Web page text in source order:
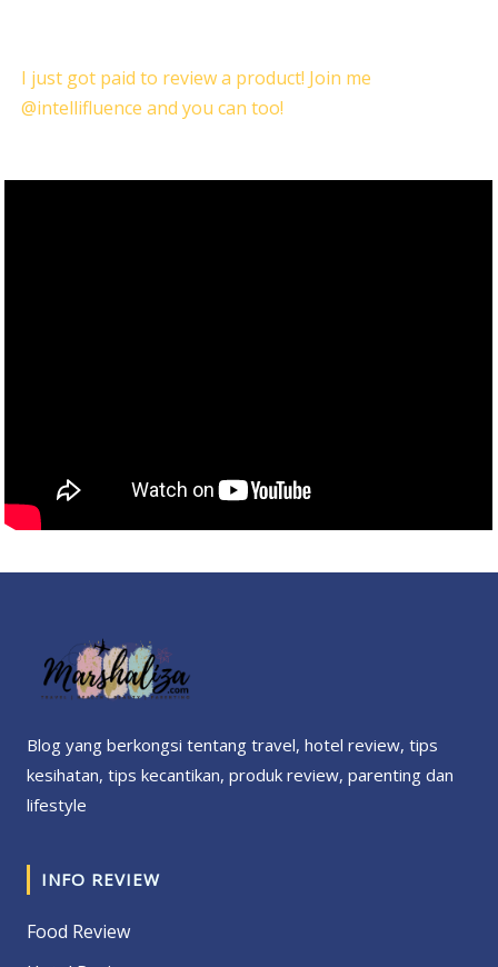
I just got paid to review a product! Join me
@intellifluence and you can too!
Blog yang berkongsi tentang travel, hotel review, tips
kesihatan, tips kecantikan, produk review, parenting dan
lifestyle
INFO REVIEW
Food Review